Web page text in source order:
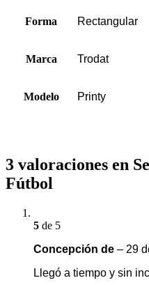
Forma Rectangular
Marca Trodat
Modelo Printy
3 valoraciones en
Fútbol
5 de 5
Concepción de – 29
Llegó a tiempo y sin